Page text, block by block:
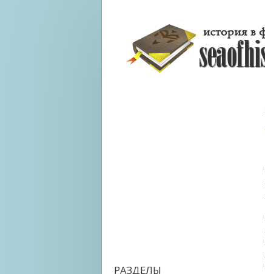
РАЗДЕЛЫ